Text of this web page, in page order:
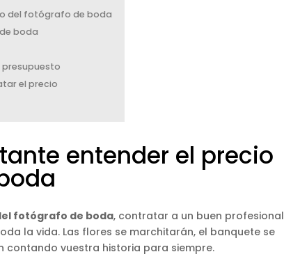
del fotógrafo de boda
boda
el precio
entender el precio
fotógrafo de boda, contratar a un buen profesional
la vida. Las flores se marchitarán, el banquete se
contando vuestra historia para siempre.